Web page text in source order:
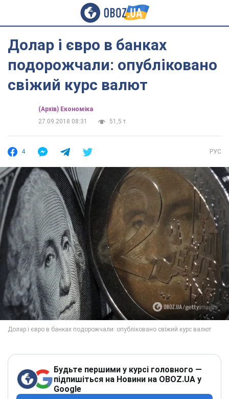
Долар і євро в банках
подорожчали: опубліковано
свіжий курс валют
(Архів) Економіка
27.09.2018 08:31
51,5 т.
4 РУС
Будьте першими у курсі головного —
підпишіться на Новини на OBOZ.UA у
Google